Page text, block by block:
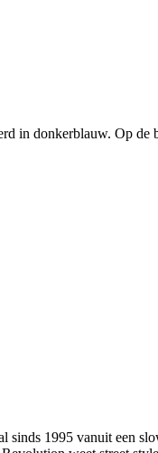
in donkerblauw. Op de
sinds 1995 vanuit een